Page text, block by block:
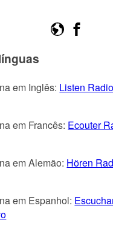
em Inglês: Listen
em Francês: Ecouter
em Alemão: Hören
em Espanhol: